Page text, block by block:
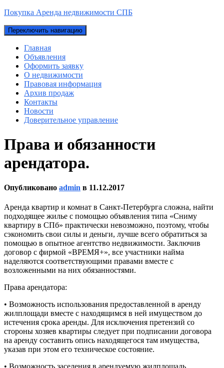
Покупка Аренда недвижимости СПБ
Переключить навигацию
Главная
Объявления
Оформить заявку
О недвижимости
Правовая информация
Архив продаж
Контакты
Новости
Доверительное управление
Права и обязанности
арендатора.
Опубликовано admin в 11.12.2017
Аренда квартир и комнат в Санкт-Петербурга сложна, найти
подходящее жилье с помощью объявления типа «Сниму
квартиру в СПб» практически невозможно, поэтому, чтобы
сэкономить свои силы и деньги, лучше всего обратиться за
помощью в опытное агентство недвижимости. Заключив
договор с фирмой «ВРЕМЯ+», все участники найма
наделяются соответствующими правами вместе с
возложенными на них обязанностями.
Права арендатора:
• Возможность использования предоставленной в аренду
жилплощади вместе с находящимся в ней имуществом до
истечения срока аренды. Для исключения претензий со
стороны хозяев квартиры следует при подписании договора
на аренду составить опись находящегося там имущества,
указав при этом его техническое состояние.